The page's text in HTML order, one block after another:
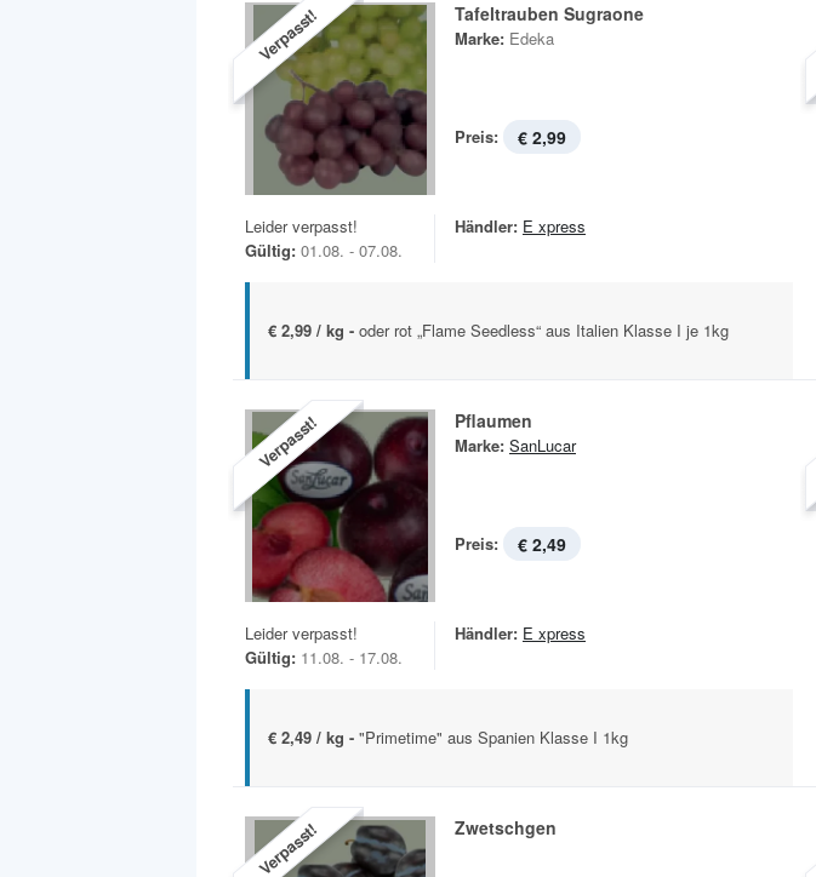
Verpasst! Tafeltrauben Sugraone
Marke: Edeka
Preis: € 2,99
Leider verpasst!
Gültig: 01.08. - 07.08.
Händler: E xpress
€ 2,99 / kg - oder rot „Flame Seedless“ aus Italien Klasse I je 1kg
Verpasst! Pflaumen
Marke: SanLucar
Preis: € 2,49
Leider verpasst!
Gültig: 11.08. - 17.08.
Händler: E xpress
€ 2,49 / kg - "Primetime" aus Spanien Klasse I 1kg
Verpasst! Zwetschgen